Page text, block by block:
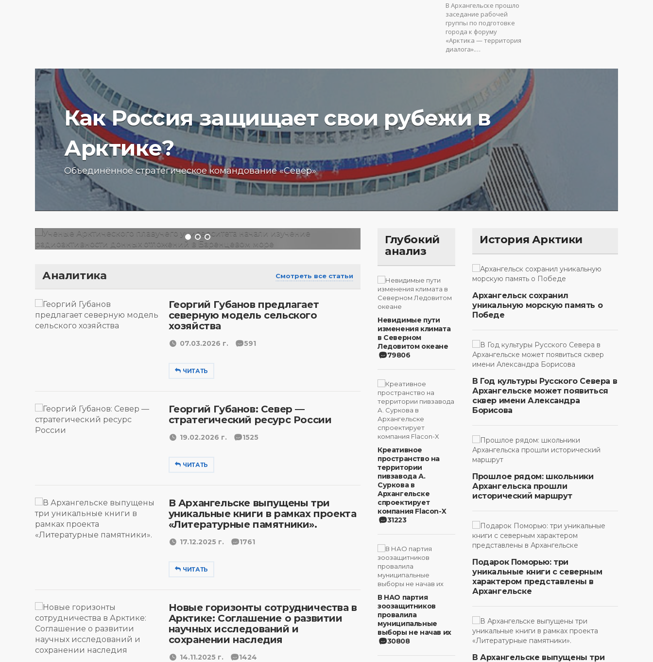
В Архангельске прошло
заседание рабочей
группы по подготовке
города к форуму
«Арктика — территория
диалога».…
Как Россия защищает свои рубежи в
Арктике?
Объединённое стратегическое командование «Север»
Ученые Арктического плавучего
университета начали изучение
радиоактивности донных
отложений в Баренцевом море
Бизнесу вредят пустые
обещания: Юрий Коробов о
проблемах чрезмерного
кредитования в РФ
Аналитика Смотреть все статьи
Георгий Губанов предлагает
северную модель сельского
хозяйства
07.03.2026 г. 591
ЧИТАТЬ
Георгий Губанов: Север —
стратегический ресурс России
19.02.2026 г. 1525
ЧИТАТЬ
В Архангельске выпущены три
уникальные книги в рамках проекта
«Литературные памятники».
17.12.2025 г. 1761
ЧИТАТЬ
Новые горизонты сотрудничества в
Арктике: Соглашение о развитии
научных исследований и
сохранении наследия
14.11.2025 г. 1424
Глубокий
анализ
Невидимые пути
изменения климата
в Северном
Ледовитом океане
79806
Креативное
пространство на
территории
пивзавода А.
Суркова в
Архангельске
спроектирует
компания Flacon-X
31223
В НАО партия
зоозащитников
провалила
муниципальные
выборы не начав их
30808
История Арктики
Архангельск сохранил
уникальную морскую память о
Победе
В Год культуры Русского Севера в
Архангельске может появиться
сквер имени Александра
Борисова
Прошлое рядом: школьники
Архангельска прошли
исторический маршрут
Подарок Поморью: три
уникальные книги с северным
характером представлены в
Архангельске
В Архангельске выпущены три